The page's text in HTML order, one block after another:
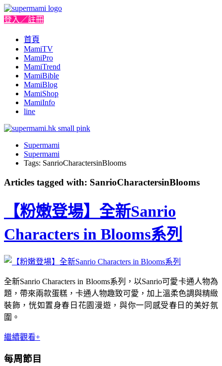
登入／註冊
首頁
MamiTV
MamiPro
MamiTrend
MamiBible
MamiBlog
MamiShop
MamiInfo
line
Supermami
Supermami
Tags: SanrioCharactersinBlooms
Articles tagged with: SanrioCharactersinBlooms
【粉嫩登場】全新Sanrio
Characters in Blooms系列
全新Sanrio Characters in Blooms系列，以Sanrio可愛卡通人物為
題，帶來兩款蛋糕，卡通人物趣致可愛，加上溫柔色調與精緻
裝飾，恍如置身春日花園漫遊，與你一同感受春日的美好氛
圍。
繼續觀看+
每周節目